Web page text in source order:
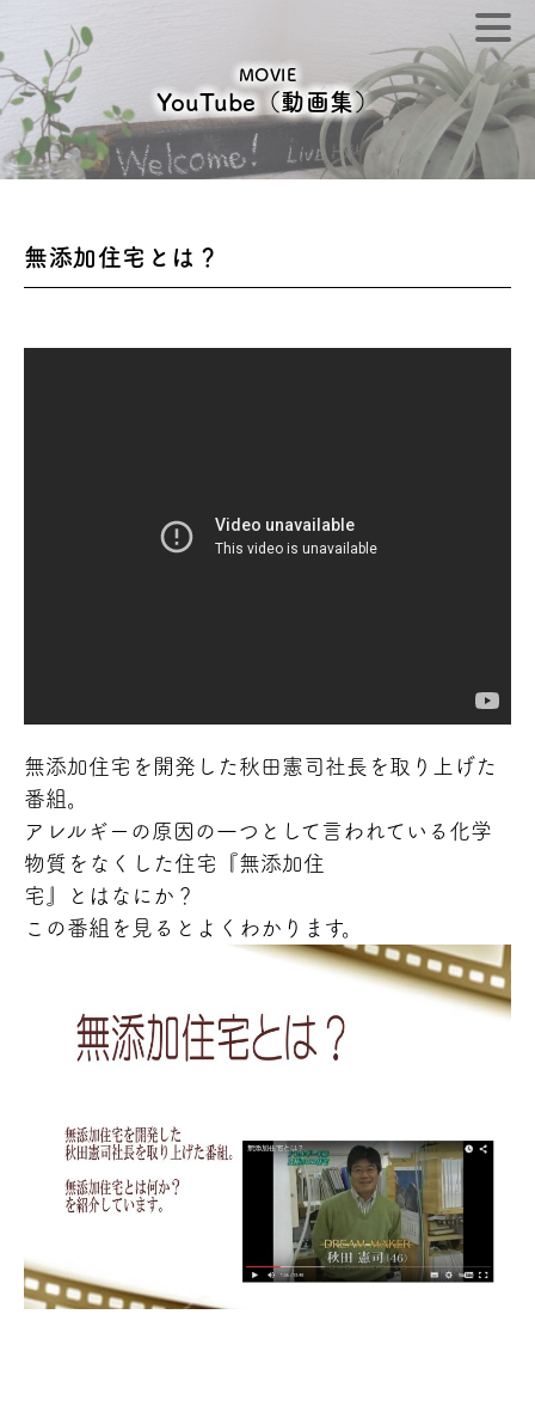
MOVIE
YouTube（動画集）
無添加住宅とは？
無添加住宅を開発した秋田憲司社長を取り上げた
番組。
アレルギーの原因の一つとして言われている化学
物質をなくした住宅『無添加住
宅』とはなにか？
この番組を見るとよくわかります。